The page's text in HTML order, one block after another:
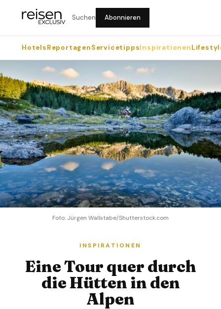
Suchen Abonnieren
HotelsReportagenServicetippsInspirationen
Foto: Jürgen Wallstabe/Shutterstock.com
INSPIRATIONEN
Eine Tour quer durch
die Hütten in den
Alpen